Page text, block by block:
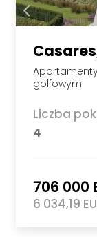
golfowym
Liczba
4
706 000
6 034,19